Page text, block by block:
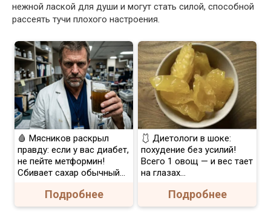
нежной лаской для души и могут стать силой, способной
рассеять тучи плохого настроения.
🩸 Мясников раскрыл
правду: если у вас диабет,
не пейте метформин!
Сбивает сахар обычный...
Подробнее
🩱 Диетологи в шоке:
похудение без усилий!
Всего 1 овощ — и вес тает
на глазах…
Подробнее